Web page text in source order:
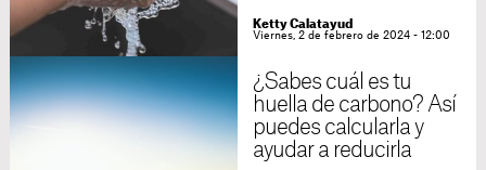
Ketty Calatayud
Viernes, 2 de febrero de 2024 - 12:00
¿Sabes cuál es tu
huella de carbono? Así
puedes calcularla y
ayudar a reducirla